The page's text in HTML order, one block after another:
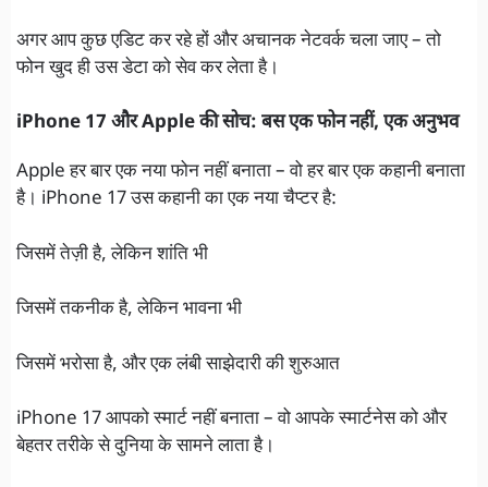
अगर आप कुछ एडिट कर रहे हों और अचानक नेटवर्क चला जाए – तो
फोन खुद ही उस डेटा को सेव कर लेता है।
iPhone 17 और Apple की सोच: बस एक फोन नहीं, एक अनुभव
Apple हर बार एक नया फोन नहीं बनाता – वो हर बार एक कहानी बनाता
है। iPhone 17 उस कहानी का एक नया चैप्टर है:
जिसमें तेज़ी है, लेकिन शांति भी
जिसमें तकनीक है, लेकिन भावना भी
जिसमें भरोसा है, और एक लंबी साझेदारी की शुरुआत
iPhone 17 आपको स्मार्ट नहीं बनाता – वो आपके स्मार्टनेस को और
बेहतर तरीके से दुनिया के सामने लाता है।